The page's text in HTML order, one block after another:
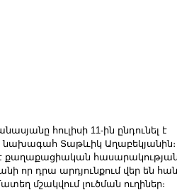
հուլիսի 11-ին ընդունել է
նախագահ Տաթևիկ Աղաբեկյանին։
է քաղաքացիական հասարակության
որ դրա արդյունքում վեր են
մշակվում լուծման ուղիներ։